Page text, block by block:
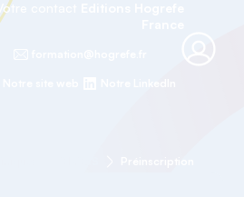
Votre contact